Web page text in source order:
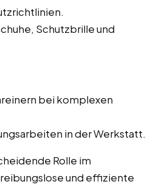
Schutzbrille und
bei komplexen
in der Werkstatt.
Rolle im
und effiziente